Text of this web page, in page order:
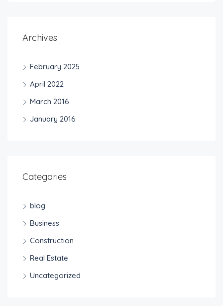
Archives
February 2025
April 2022
March 2016
January 2016
Categories
blog
Business
Construction
Real Estate
Uncategorized